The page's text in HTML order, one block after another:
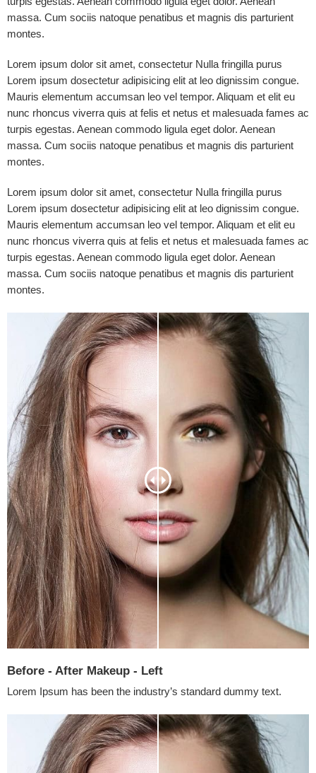
massa. Cum sociis natoque penatibus et magnis dis parturient
montes.
Lorem ipsum dolor sit amet, consectetur Nulla fringilla purus
Lorem ipsum dosectetur adipisicing elit at leo dignissim congue.
Mauris elementum accumsan leo vel tempor. Aliquam et elit eu
nunc rhoncus viverra quis at felis et netus et malesuada fames ac
turpis egestas. Aenean commodo ligula eget dolor. Aenean
massa. Cum sociis natoque penatibus et magnis dis parturient
montes.
Lorem ipsum dolor sit amet, consectetur Nulla fringilla purus
Lorem ipsum dosectetur adipisicing elit at leo dignissim congue.
Mauris elementum accumsan leo vel tempor. Aliquam et elit eu
nunc rhoncus viverra quis at felis et netus et malesuada fames ac
turpis egestas. Aenean commodo ligula eget dolor. Aenean
massa. Cum sociis natoque penatibus et magnis dis parturient
montes.
Before - After Makeup - Left
Lorem Ipsum has been the industry’s standard dummy text.